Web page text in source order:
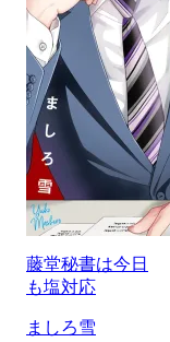
藤堂秘書は今日
も塩対応
ましろ雪